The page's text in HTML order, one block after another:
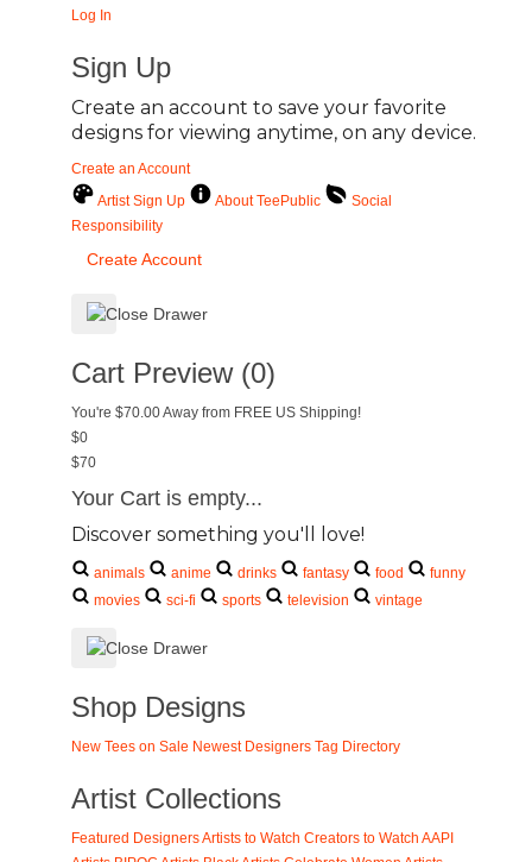
Log In
Sign Up
Create an account to save your favorite
designs for viewing anytime, on any device.
Create an Account
Artist Sign Up
About TeePublic
Social
Responsibility
Create Account
Cart Preview (0)
You're $70.00Away from FREE US Shipping!
$0
$70
Your Cart is empty...
Discover something you'll love!
animals anime drinks fantasy food
funny
movies
sci-fi sports television vintage
Shop Designs
New Tees on Sale Newest Designers Tag Directory
Artist Collections
Featured DesignersArtists to Watch Creators to Watch AAPI